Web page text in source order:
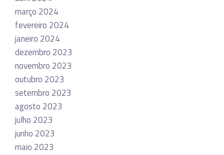
março 2024
fevereiro 2024
janeiro 2024
dezembro 2023
novembro 2023
outubro 2023
setembro 2023
agosto 2023
julho 2023
junho 2023
maio 2023